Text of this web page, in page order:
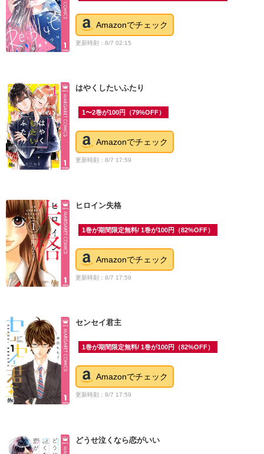
Amazonでチェック
更新時刻：8/7 02:15
はやくしたいふたり
1〜2巻が100円（79%OFF）
Amazonでチェック
更新時刻：8/7 17:59
ヒロイン失格
1巻が期間限定無料/ 1巻が100円（82%OFF）
Amazonでチェック
更新時刻：8/7 17:59
センセイ君主
1巻が期間限定無料/ 1巻が100円（82%OFF）
Amazonでチェック
更新時刻：8/7 17:59
どうせ泣くなら恋がいい